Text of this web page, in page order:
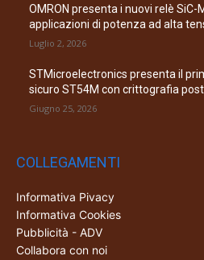
OMRON presenta i nuovi relè SiC-
applicazioni di potenza ad alta
Luglio 2, 2026
STMicroelectronics presenta il
sicuro ST54M con crittografia
Giugno 25, 2026
COLLEGAMENTI
Informativa Pivacy
Informativa Cookies
Pubblicità - ADV
Collabora con noi